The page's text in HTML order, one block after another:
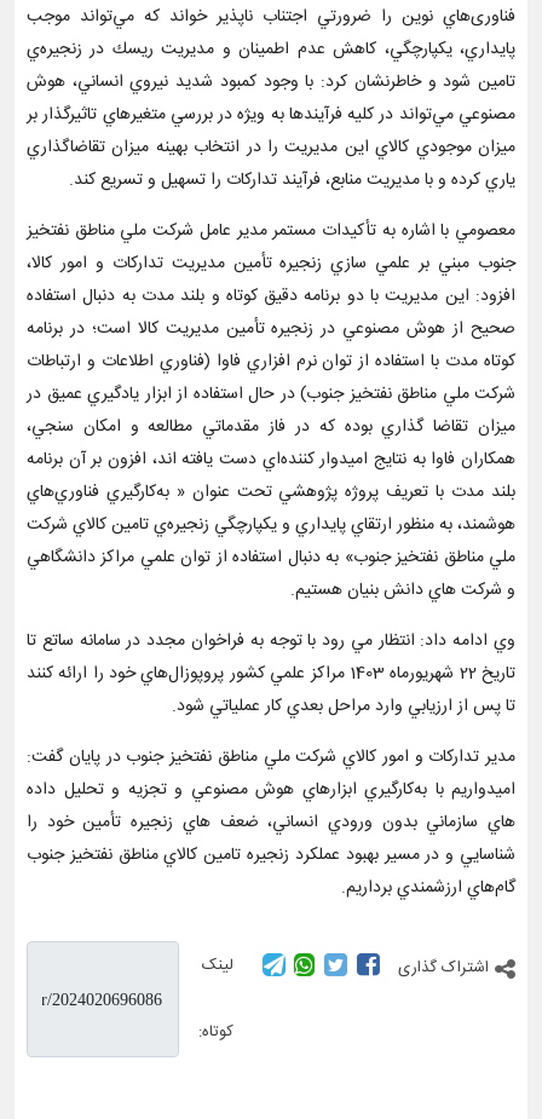
فناوری‌هاي نوين را ضرورتي اجتناب ناپذير خواند که مي‌تواند موجب
پايداري، يكپارچگي، كاهش عدم اطمينان و مديريت ريسك در زنجيره‌ي
تامين شود و خاطرنشان کرد: با وجود كمبود شديد نيروي انساني، هوش
مصنوعي مي‌تواند در كليه فرآيندها به ويژه در بررسي متغيرهاي تاثيرگذار بر
ميزان موجودي كالاي اين مديريت را در انتخاب بهينه ميزان تقاضاگذاري
ياري کرده و با مديريت منابع، فرآيند تداركات را تسهيل و تسريع کند.
معصومي با اشاره به تأکيدات مستمر مدير عامل شرکت ملي مناطق نفتخيز
جنوب مبني بر علمي سازي زنجيره تأمين مديريت تداركات و امور كالا،
افزود: اين مديريت با دو برنامه دقيق كوتاه و بلند مدت به دنبال استفاده
صحيح از هوش مصنوعي در زنجيره تأمين مديريت كالا است؛ در برنامه
كوتاه مدت با استفاده از توان نرم افزاري فاوا (فناوري اطلاعات و ارتباطات
شركت ملي مناطق نفتخيز جنوب) در حال استفاده از ابزار يادگيري عميق در
ميزان تقاضا گذاري بوده كه در فاز مقدماتي مطالعه و امكان سنجي،
همكاران فاوا به نتايج اميدوار كننده‌اي دست يافته اند، افزون بر آن برنامه
بلند مدت با تعريف پروژه پژوهشي تحت عنوان « به‌كارگيري فناوري‌هاي
هوشمند، به منظور ارتقاي پايداري و يكپارچگي زنجيره‌ي تامين كالاي شركت
ملي مناطق نفتخيز جنوب» به دنبال استفاده از توان علمي مراكز دانشگاهي
و شركت هاي دانش بنيان هستيم.
وي ادامه داد: انتظار مي رود با توجه به فراخوان مجدد در سامانه ساتع تا
تاريخ 22 شهريورماه 1403 مراكز علمي كشور پروپوزال‌هاي خود را ارائه کنند
تا پس از ارزيابي وارد مراحل بعدي كار عملياتي شود.
مدير تداركات و امور كالاي شركت ملي مناطق نفتخيز جنوب در پايان گفت:
اميدواريم با به‌كارگيري ابزارهاي هوش مصنوعي و تجزيه و تحليل داده
هاي سازماني بدون ورودي انساني، ضعف هاي زنجيره تأمين خود را
شناسايي و در مسير بهبود عملكرد زنجيره تامين كالاي مناطق نفتخيز جنوب
گام‌هاي ارزشمندي برداريم.
اشتراک گذاری لینک
کوتاه: